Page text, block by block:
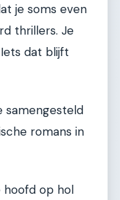
je soms even
thrillers. Je
dat blijft
samengesteld
romans in
hoofd op hol